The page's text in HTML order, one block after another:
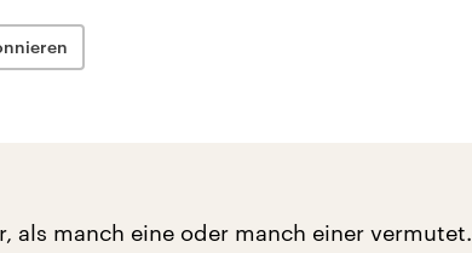
als manch eine oder manch einer vermutet.